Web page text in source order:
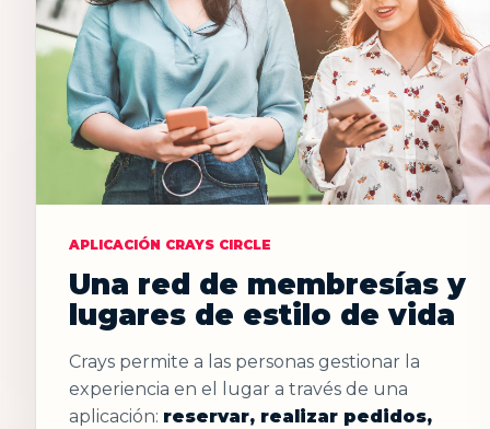
APLICACIÓN CRAYS CIRCLE
Una red de membresías y
lugares de estilo de vida
Crays permite a las personas gestionar la
experiencia en el lugar a través de una
aplicación: reservar, realizar pedidos,